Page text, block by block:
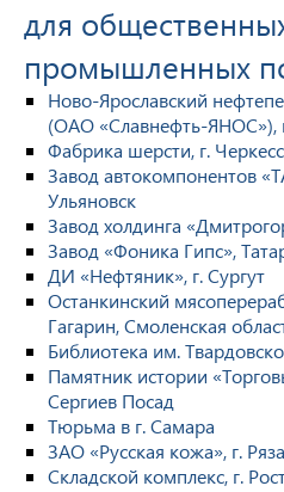
для
промышленных
Ново-Ярославский
(ОАО «Славнефть-ЯНОС»),
Фабрика шерсти, г.
Завод автокомпонентов
Ульяновск
Завод холдинга
Завод «Фоника Гипс»,
ДИ «Нефтяник», г. Сургут
Останкинский
Гагарин, Смоленская
Библиотека им.
Памятник истории
Сергиев Посад
Тюрьма в г. Самара
ЗАО «Русская кожа», г.
Складской комплекс, г.